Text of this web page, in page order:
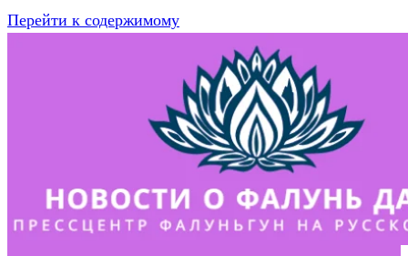
Перейти к содержимому